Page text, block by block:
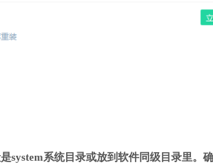
system系统目录或放到软件同级目录里。